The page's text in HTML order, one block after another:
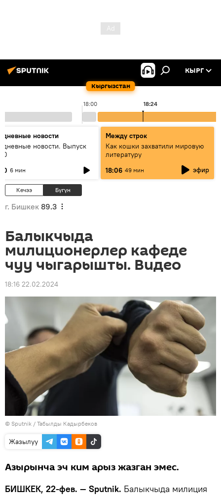
Кыргызстан
КЫРГ
18:00 18:24
новости
новости. Выпуск
6 мин
Между строк
Как кошки захватили мировую
литературу
18:06 49 мин эфир
Кечээ Бүгүн
г. Бишкек 89.3
Балыкчыда
милиционерлер кафеде
чуу чыгарышты. Видео
18:16 22.02.2024
© Sputnik / Табылды Кадырбеков
Жазылуу
Азырынча эч ким арыз жазган эмес.
БИШКЕК, 22-фев. — Sputnik. Балыкчыда милиция